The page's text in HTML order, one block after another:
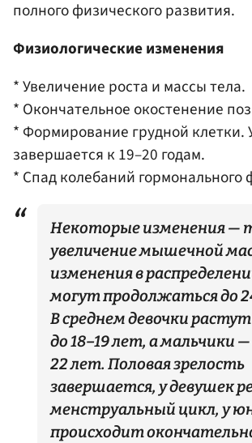
полного физического развития.
Физиологические изменения
* Увеличение роста и массы тела.
* Окончательное окостенение
* Формирование грудной клетки.
завершается к 19–20 годам.
* Спад колебаний гормонального
Некоторые изменения —
увеличение мышечной
изменения в
могут продолжаться до
В среднем девочки
до 18–19 лет, а мальчики —
22 лет. Половая зрелость
завершается, у девушек
менструальный цикл, у
происходит